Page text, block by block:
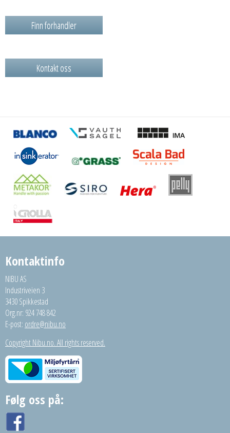
Finn forhandler
Kontakt oss
Kontaktinfo
NIBU AS
Industriveien 3
3430 Spikkestad
Org.nr: 924 748 842
E-post: ordre@nibu.no
Copyright Nibu.no. All rights reserved.
Følg oss på: